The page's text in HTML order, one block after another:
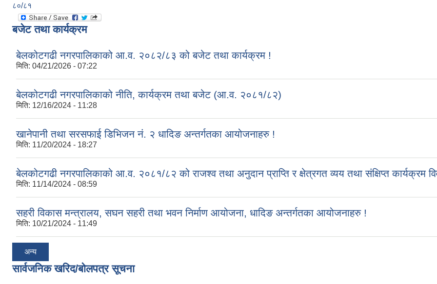
८०/८१
बजेट तथा कार्यक्रम
बेलकोटगढी नगरपालिकाको आ.व. २०८२/८३ को बजेट तथा कार्यक्रम !
मिति: 04/21/2026 - 07:22
बेलकोटगढी नगरपालिकाको नीति, कार्यक्रम तथा बजेट (आ.व. २०८१/८२)
मिति: 12/16/2024 - 11:28
खानेपानी तथा सरसफाई डिभिजन नं. २ धादिङ अन्तर्गतका आयोजनाहरु !
मिति: 11/20/2024 - 18:27
बेलकोटगढी नगरपालिकाको आ.व. २०८१/८२ को राजश्व तथा अनुदान प्राप्ति र क्षेत्रगत व्यय तथा संक्षिप्त कार्यक्रम
मिति: 11/14/2024 - 08:59
सहरी विकास मन्त्रालय, सघन सहरी तथा भवन निर्माण आयोजना, धादिङ अन्तर्गतका आयोजनाहरु !
मिति: 10/21/2024 - 11:49
अन्य
सार्वजनिक खरिद/बोलपत्र सूचना